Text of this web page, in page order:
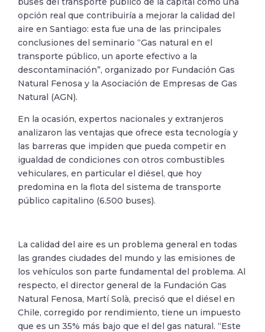
opción real que contribuiría a mejorar la calidad del
aire en Santiago: esta fue una de las principales
conclusiones del seminario “Gas natural en el
transporte público, un aporte efectivo a la
descontaminación”, organizado por Fundación Gas
Natural Fenosa y la Asociación de Empresas de Gas
Natural (AGN).
En la ocasión, expertos nacionales y extranjeros
analizaron las ventajas que ofrece esta tecnología y
las barreras que impiden que pueda competir en
igualdad de condiciones con otros combustibles
vehiculares, en particular el diésel, que hoy
predomina en la flota del sistema de transporte
público capitalino (6.500 buses).
La calidad del aire es un problema general en todas
las grandes ciudades del mundo y las emisiones de
los vehículos son parte fundamental del problema. Al
respecto, el director general de la Fundación Gas
Natural Fenosa, Martí Solà, precisó que el diésel en
Chile, corregido por rendimiento, tiene un impuesto
que es un 35% más bajo que el del gas natural. “Este